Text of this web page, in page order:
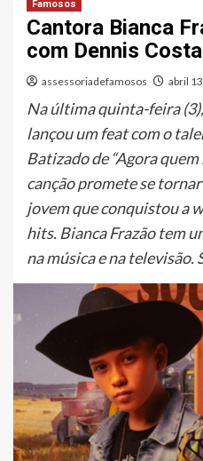
Famosos
Cantora Bianca
com Dennis Costa
assessoriadefamosos abril
Na última quinta-feira
lançou um feat com o
Batizado de “Agora quem
canção promete se
jovem que conquistou a
hits. Bianca Frazão tem
na música e na televisão.